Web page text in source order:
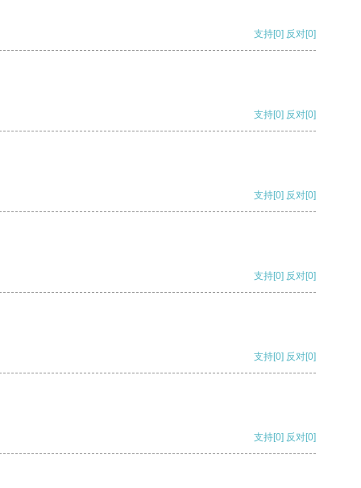
支持[0] 反对[0]
支持[0] 反对[0]
支持[0] 反对[0]
支持[0] 反对[0]
支持[0] 反对[0]
支持[0] 反对[0]